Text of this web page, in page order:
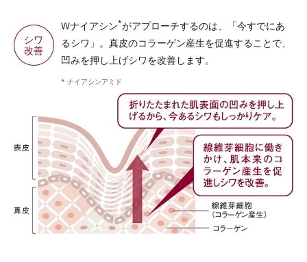
シワ
改善
Wナイアシン*がアプローチするのは、「今すでにあ
るシワ」。真皮のコラーゲン産生を促進することで、
凹みを押し上げシワを改善します。
* ナイアシンアミド